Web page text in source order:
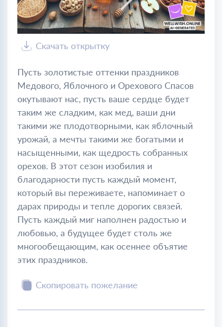
Скачать открытку
Пусть золотистые оттенки праздников
Медового, Яблочного и Орехового Спасов
окутывают нас, пусть ваше сердце будет
таким же сладким, как мед, ваши дни
такими же плодотворными, как яблочный
урожай, а мечты такими же богатыми и
насыщенными, как щедрость собранных
орехов. В этот сезон изобилия и
благодарности пусть каждый момент,
который вы переживаете, напоминает о
дарах природы и тепле дорогих связей.
Пусть каждый миг наполнен радостью и
любовью, а будущее будет столь же
многообещающим, как осеннее объятие
этих праздников.
Скопировать пожелание